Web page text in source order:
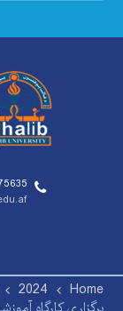
Skip
Home
2024